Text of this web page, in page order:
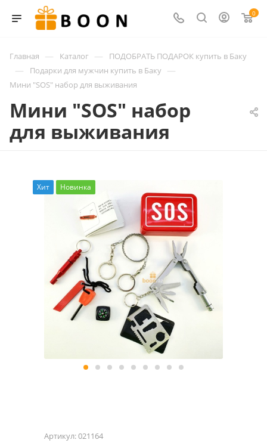
0
Главная — Каталог — ПОДОБРАТЬ ПОДАРОК купить в Баку
— Подарки для мужчин купить в Баку —
Мини "SOS" набор для выживания
Мини "SOS" набор
для выживания
Хит Новинка
Артикул:021164